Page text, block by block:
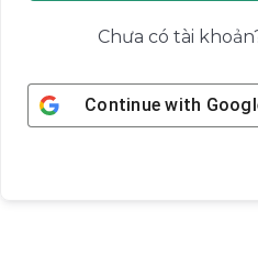
Chưa có tài
Continue with